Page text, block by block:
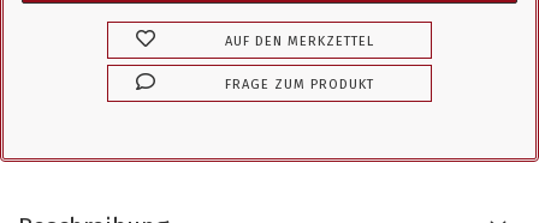
AUF DEN MERKZETTEL
FRAGE ZUM PRODUKT